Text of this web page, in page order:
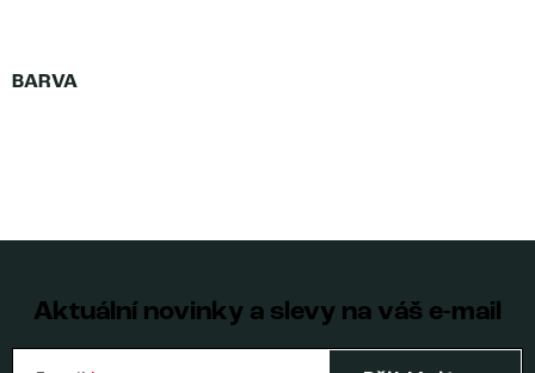
Aktuální novinky a slevy na váš e-mail